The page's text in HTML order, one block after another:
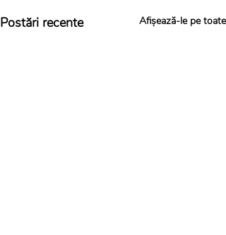
Postări recente Afișează-le pe toate